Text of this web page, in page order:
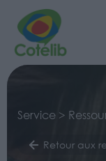
Service >
Retour aux